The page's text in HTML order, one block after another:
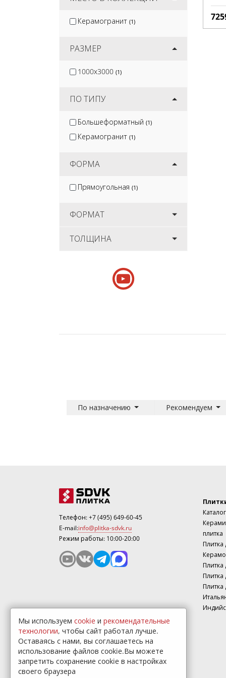
Керамогранит (1)
РАЗМЕР
1000x3000 (1)
ПО ТИПУ
Большеформатный (1)
Керамогранит (1)
ФОРМА
Прямоугольная (1)
ФОРМАТ
ТОЛЩИНА
По назначению Рекомендуем
Телефон:+7 (495) 649-60-45
E-mail:info@plitka-sdvk.ru
Режим работы: 10:00-20:00
плитка
Плитка
Плитка
Плитка
Мы используем cookie и рекомендательные
технологии, чтобы сайт работал лучше.
Оставаясь с нами, вы соглашаетесь на
использование файлов cookie.Вы можете
запретить сохранение cookie в настройках
своего браузера